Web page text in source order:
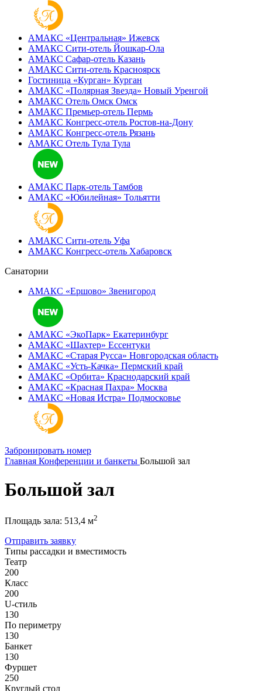
АМАКС «‎Центральная» Ижевск
АМАКС Сити-отель Йошкар-Ола
АМАКС Сафар-отель Казань
АМАКС Сити-отель Красноярск
Гостиница «‎Курган» Курган
АМАКС «Полярная Звезда» Новый Уренгой
АМАКС Отель ‎Омск Омск
АМАКС Премьер-отель Пермь
АМАКС Конгресс-отель Ростов-на-Дону
АМАКС Конгресс-отель Рязань
АМАКС Отель Тула Тула
АМАКС Парк-отель Тамбов
АМАКС «‎Юбилейная» Тольятти
АМАКС Сити-отель Уфа
АМАКС Конгресс-отель Хабаровск
Санатории
АМАКС «Ершово» Звенигород
АМАКС «ЭкоПарк» Екатеринбург
АМАКС «‎Шахтер» Ессентуки
АМАКС «‎Старая Русса» Новгородская область
АМАКС «‎Усть-Качка» Пермский край
АМАКС «‎Орбита» Краснодарский край
АМАКС «‎Красная Пахра» Москва
АМАКС «‎Новая Истра» Подмосковье
Забронировать номер
Главная Конференции и банкеты Большой зал
Большой зал
Площадь зала: 513,4 м2
Отправить заявку
Типы рассадки и вместимость
Театр
200
Класс
200
U-стиль
130
По периметру
130
Банкет
130
Фуршет
250
Круглый стол